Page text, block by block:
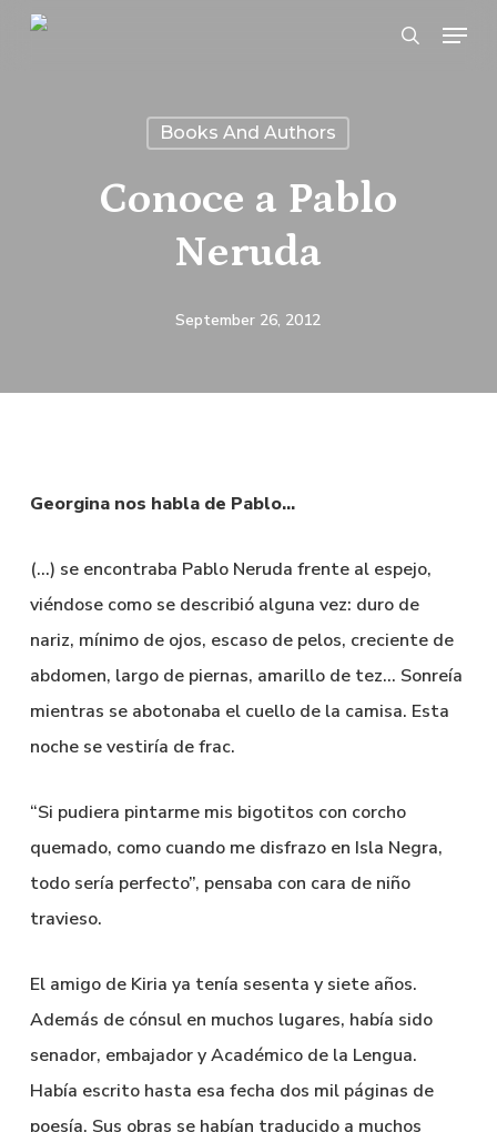
Skip
search
Menu
Books And Authors
Conoce a Pablo
Neruda
September 26, 2012
Georgina nos habla de Pablo…
(…) se encontraba Pablo Neruda frente al espejo,
viéndose como se describió alguna vez: duro de
nariz, mínimo de ojos, escaso de pelos, creciente de
abdomen, largo de piernas, amarillo de tez… Sonreía
mientras se abotonaba el cuello de la camisa. Esta
noche se vestiría de frac.
“Si pudiera pintarme mis bigotitos con corcho
quemado, como cuando me disfrazo en Isla Negra,
todo sería perfecto”, pensaba con cara de niño
travieso.
El amigo de Kiria ya tenía sesenta y siete años.
Además de cónsul en muchos lugares, había sido
senador, embajador y Académico de la Lengua.
Había escrito hasta esa fecha dos mil páginas de
poesía. Sus obras se habían traducido a muchos